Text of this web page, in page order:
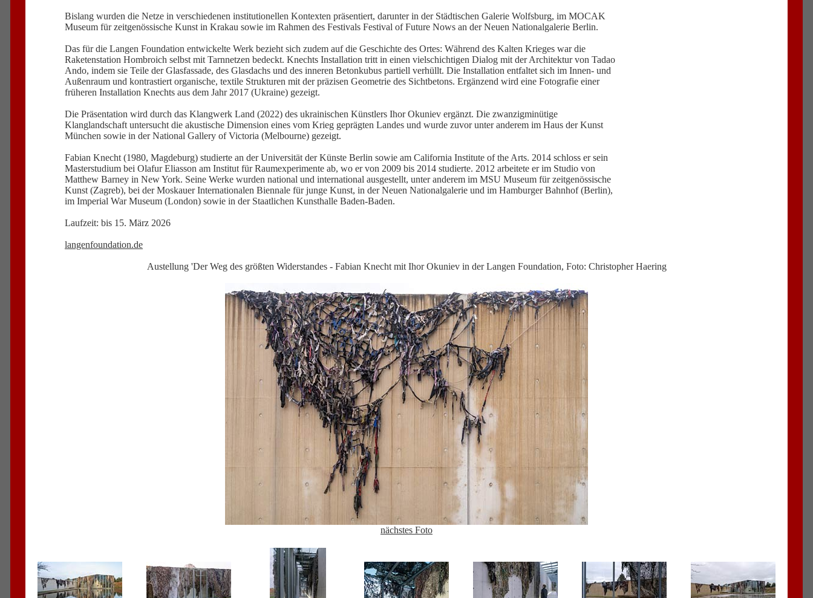
Bislang wurden die Netze in verschiedenen institutionellen Kontexten präsentiert, darunter in der Städtischen Galerie Wolfsburg, im MOCAK
Museum für zeitgenössische Kunst in Krakau sowie im Rahmen des Festivals Festival of Future Nows an der Neuen Nationalgalerie Berlin.
Das für die Langen Foundation entwickelte Werk bezieht sich zudem auf die Geschichte des Ortes: Während des Kalten Krieges war die
Raketenstation Hombroich selbst mit Tarnnetzen bedeckt. Knechts Installation tritt in einen vielschichtigen Dialog mit der Architektur von Tadao
Ando, indem sie Teile der Glasfassade, des Glasdachs und des inneren Betonkubus partiell verhüllt. Die Installation entfaltet sich im Innen- und
Außenraum und kontrastiert organische, textile Strukturen mit der präzisen Geometrie des Sichtbetons. Ergänzend wird eine Fotografie einer
früheren Installation Knechts aus dem Jahr 2017 (Ukraine) gezeigt.
Die Präsentation wird durch das Klangwerk Land (2022) des ukrainischen Künstlers Ihor Okuniev ergänzt. Die zwanzigminütige
Klanglandschaft untersucht die akustische Dimension eines vom Krieg geprägten Landes und wurde zuvor unter anderem im Haus der Kunst
München sowie in der National Gallery of Victoria (Melbourne) gezeigt.
Fabian Knecht (1980, Magdeburg) studierte an der Universität der Künste Berlin sowie am California Institute of the Arts. 2014 schloss er sein
Masterstudium bei Olafur Eliasson am Institut für Raumexperimente ab, wo er von 2009 bis 2014 studierte. 2012 arbeitete er im Studio von
Matthew Barney in New York. Seine Werke wurden national und international ausgestellt, unter anderem im MSU Museum für zeitgenössische
Kunst (Zagreb), bei der Moskauer Internationalen Biennale für junge Kunst, in der Neuen Nationalgalerie und im Hamburger Bahnhof (Berlin),
im Imperial War Museum (London) sowie in der Staatlichen Kunsthalle Baden-Baden.
Laufzeit: bis 15. März 2026
langenfoundation.de
Austellung 'Der Weg des größten Widerstandes - Fabian Knecht mit Ihor Okuniev in der Langen Foundation, Foto: Christopher Haering
nächstes Foto